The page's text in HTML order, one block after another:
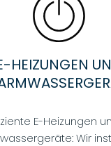
HEIZUNGEN
E-Heizungen
Wir